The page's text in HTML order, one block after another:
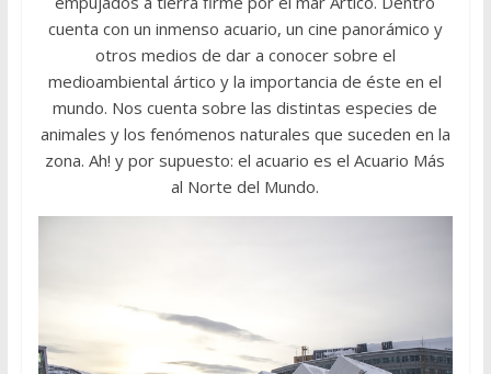
cuenta con un inmenso acuario, un cine panorámico y
otros medios de dar a conocer sobre el
medioambiental ártico y la importancia de éste en el
mundo. Nos cuenta sobre las distintas especies de
animales y los fenómenos naturales que suceden en la
zona. Ah! y por supuesto: el acuario es el Acuario Más
al Norte del Mundo.